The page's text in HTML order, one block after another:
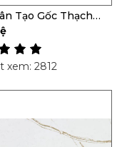
Tạo Gốc Thạch
Indigo
xem: 2812